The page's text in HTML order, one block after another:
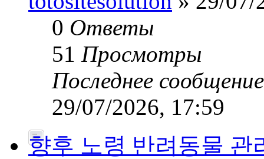
0 Ответы
51 Просмотры
Последнее
29/07/2026, 17:59
향후 노령 반려동물 관